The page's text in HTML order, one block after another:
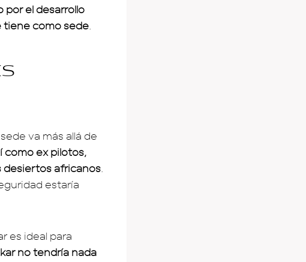
por el desarrollo
tiene como sede
va más allá de
como ex pilotos,
desiertos africanos
estaría
es ideal para
no tendría nada